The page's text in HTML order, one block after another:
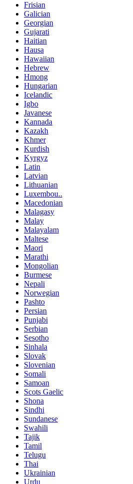
Frisian
Galician
Georgian
Gujarati
Haitian
Hausa
Hawaiian
Hebrew
Hmong
Hungarian
Icelandic
Igbo
Javanese
Kannada
Kazakh
Khmer
Kurdish
Kyrgyz
Latin
Latvian
Lithuanian
Luxembou..
Macedonian
Malagasy
Malay
Malayalam
Maltese
Maori
Marathi
Mongolian
Burmese
Nepali
Norwegian
Pashto
Persian
Punjabi
Serbian
Sesotho
Sinhala
Slovak
Slovenian
Somali
Samoan
Scots Gaelic
Shona
Sindhi
Sundanese
Swahili
Tajik
Tamil
Telugu
Thai
Ukrainian
Urdu